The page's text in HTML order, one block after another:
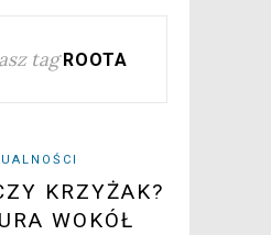
tag ROOTA
KRZYŻAK?
WOKÓŁ